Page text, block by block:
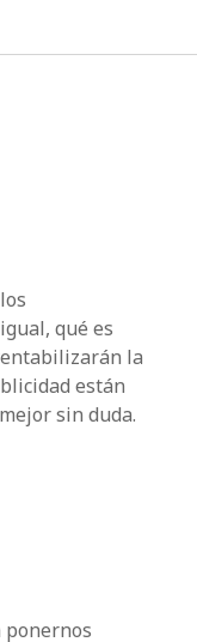
qué es
la
están
sin duda.
ponernos